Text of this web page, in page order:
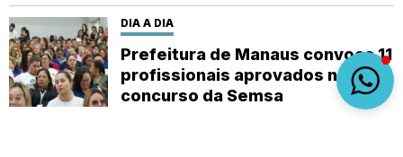
DIA A DIA
Prefeitura de Manaus convoca 11
profissionais aprovados no
concurso da Semsa